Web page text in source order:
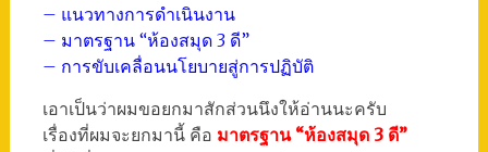
– แนวทางการดำเนินงาน
– มาตรฐาน “ห้องสมุด 3 ดี”
– การขับเคลื่อนนโยบายสู่การปฏิบัติ
เอาเป็นว่าผมขอยกมาสักส่วนนึงให้อ่านนะครับ
เรื่องที่ผมจะยกมานี้ คือ มาตรฐาน “ห้องสมุด 3 ดี”